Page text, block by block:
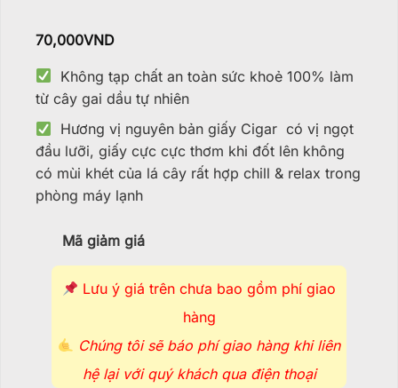
70,000VND
Không tạp chất an toàn sức khoẻ 100% làm
từ cây gai dầu tự nhiên
Hương vị nguyên bản giấy Cigar có vị ngọt
đầu lưỡi, giấy cực cực thơm khi đốt lên không
có mùi khét của lá cây rất hợp chill & relax trong
phòng máy lạnh
Mã giảm giá
Lưu ý giá trên chưa bao gồm phí giao
hàng
Chúng tôi sẽ báo phí giao hàng khi liên
hệ lại với quý khách qua điện thoại